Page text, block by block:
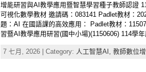
增能研習與AI教學應用暨智慧學習種子教師認證
可視化數學教材 邀請碼：083141 Padlet教材：
題：AI 在國語課的高效應用： Padlet教材：
習暨AI教學應用研習(國中小場)(1150606) 114學
7 七月, 2026 | Category: 人工智慧AI, 教師數位